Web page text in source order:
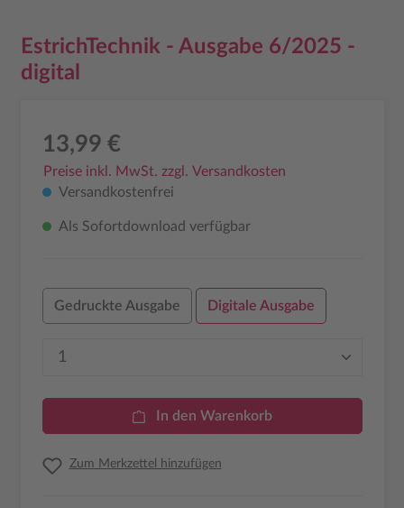
EstrichTechnik - Ausgabe 6/2025 -
digital
13,99 €
Preise inkl. MwSt. zzgl. Versandkosten
Versandkostenfrei
Als Sofortdownload verfügbar
Gedruckte Ausgabe Digitale Ausgabe
Produkt Anzahl: Gib den gewünschten
In den Warenkorb
Zum Merkzettel hinzufügen